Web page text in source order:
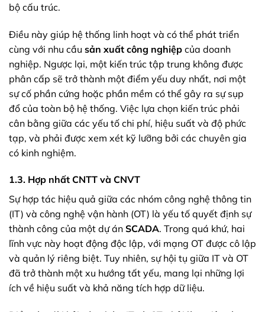
bộ cấu trúc.
Điều này giúp hệ thống linh hoạt và có thể phát triển
cùng với nhu cầu sản xuất công nghiệp của doanh
nghiệp. Ngược lại, một kiến trúc tập trung không được
phân cấp sẽ trở thành một điểm yếu duy nhất, nơi một
sự cố phần cứng hoặc phần mềm có thể gây ra sự sụp
đổ của toàn bộ hệ thống. Việc lựa chọn kiến trúc phải
cân bằng giữa các yếu tố chi phí, hiệu suất và độ phức
tạp, và phải được xem xét kỹ lưỡng bởi các chuyên gia
có kinh nghiệm.
1.3. Hợp nhất CNTT và CNVT
Sự hợp tác hiệu quả giữa các nhóm công nghệ thông tin
(IT) và công nghệ vận hành (OT) là yếu tố quyết định sự
thành công của một dự án SCADA. Trong quá khứ, hai
lĩnh vực này hoạt động độc lập, với mạng OT được cô lập
và quản lý riêng biệt. Tuy nhiên, sự hội tụ giữa IT và OT
đã trở thành một xu hướng tất yếu, mang lại những lợi
ích về hiệu suất và khả năng tích hợp dữ liệu.